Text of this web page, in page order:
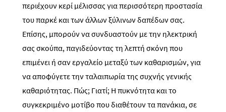
περιέχουν κερί μέλισσας για περισσότερη προστασία
του παρκέ και των άλλων ξύλινων δαπέδων σας.
Επίσης, μπορούν να συνδυαστούν με την ηλεκτρική
σας σκούπα, παγιδεύοντας τη λεπτή σκόνη που
επιμένει ή σαν εργαλείο μεταξύ των καθαρισμών, για
να αποφύγετε την ταλαιπωρία της συχνής γενικής
καθαριότητας. Πώς; Γιατί; Η πυκνότητα και το
συγκεκριμένο μοτίβο που διαθέτουν τα πανάκια, σε